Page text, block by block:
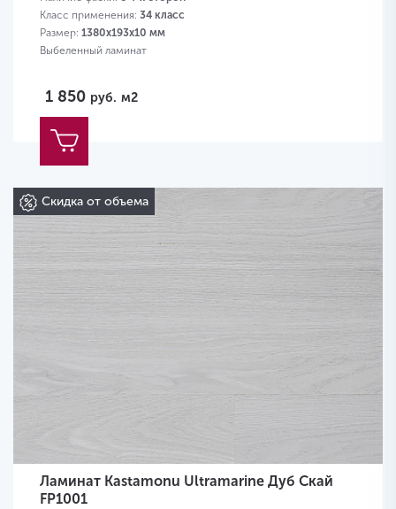
Класс применения: 34 класс
Размер: 1380х193х10 мм
Выбеленный ламинат
1 850 руб. м2
Скидка от объема
Ламинат Kastamonu Ultramarine Дуб Скай
FP1001